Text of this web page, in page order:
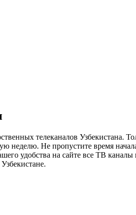
телеканалов Узбекистана.
неделю. Не пропустите время
удобства на сайте все ТВ